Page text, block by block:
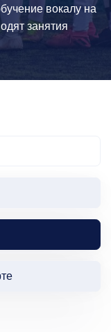
вокалу на
занятия